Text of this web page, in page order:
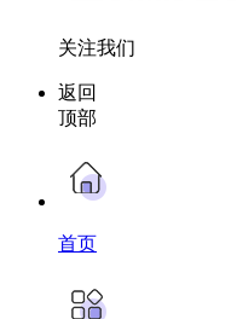
关注我们
返回
顶部
首页